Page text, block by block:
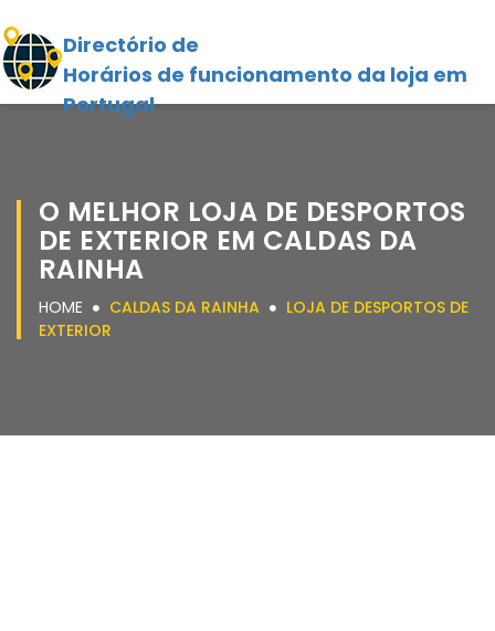
Directório de
Horários de funcionamento da loja em
Portugal
O MELHOR LOJA DE DESPORTOS
DE EXTERIOR EM CALDAS DA
RAINHA
HOME CALDAS DA RAINHA
LOJA DE DESPORTOS DE
EXTERIOR